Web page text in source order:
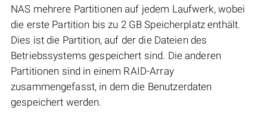
NAS mehrere Partitionen auf jedem Laufwerk, wobei
die erste Partition bis zu 2 GB Speicherplatz enthält.
Dies ist die Partition, auf der die Dateien des
Betriebssystems gespeichert sind. Die anderen
Partitionen sind in einem RAID-Array
zusammengefasst, in dem die Benutzerdaten
gespeichert werden.